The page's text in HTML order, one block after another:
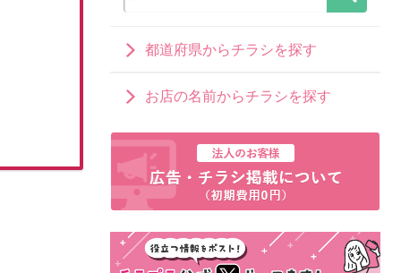
都道府県からチラシを探す
お店の名前からチラシを探す